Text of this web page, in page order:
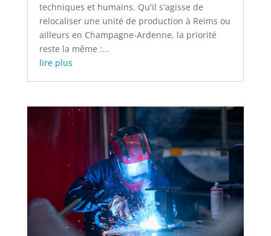
techniques et humains. Qu'il s'agisse de
relocaliser une unité de production à Reims ou
ailleurs en Champagne-Ardenne, la priorité
reste la même :...
lire plus